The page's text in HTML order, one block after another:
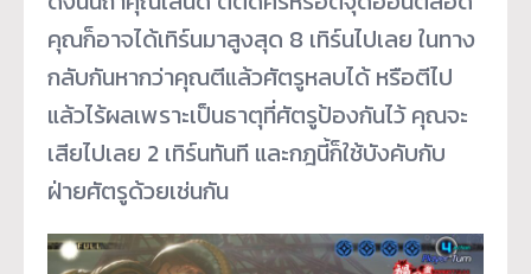
คุณก็อาจได้เทิร์นมาสูงสุด 8 เทิร์นไปเลย ในทาง
กลับกันหากว่าคุณตีแล้วศัตรูหลบได้ หรือตีไป
แล้วไร้ผลเพราะเป็นธาตุที่ศัตรูป้องกันไว้ คุณจะ
เสียไปเลย 2 เทิร์นทันที และกฎนี้ก็ใช้บังคับกับ
ฝ่ายศัตรูด้วยเช่นกัน